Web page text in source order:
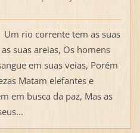
rio corrente tem as suas
suas areias, Os homens
em suas veias, Porém
Matam elefantes e
em busca da paz, Mas as